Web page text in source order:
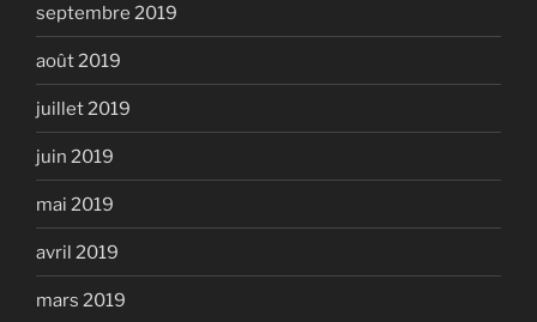
septembre 2019
août 2019
juillet 2019
juin 2019
mai 2019
avril 2019
mars 2019